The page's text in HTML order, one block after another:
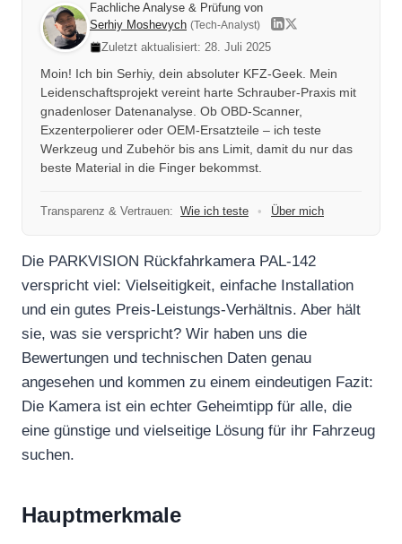
Fachliche Analyse & Prüfung von
Serhiy Moshevych (Tech-Analyst)
Zuletzt aktualisiert: 28. Juli 2025
Moin! Ich bin Serhiy, dein absoluter KFZ-Geek. Mein
Leidenschaftsprojekt vereint harte Schrauber-Praxis mit
gnadenloser Datenanalyse. Ob OBD-Scanner,
Exzenterpolierer oder OEM-Ersatzteile – ich teste
Werkzeug und Zubehör bis ans Limit, damit du nur das
beste Material in die Finger bekommst.
Transparenz & Vertrauen: Wie ich teste • Über mich
Die PARKVISION Rückfahrkamera PAL-142
verspricht viel: Vielseitigkeit, einfache Installation
und ein gutes Preis-Leistungs-Verhältnis. Aber hält
sie, was sie verspricht? Wir haben uns die
Bewertungen und technischen Daten genau
angesehen und kommen zu einem eindeutigen Fazit:
Die Kamera ist ein echter Geheimtipp für alle, die
eine günstige und vielseitige Lösung für ihr Fahrzeug
suchen.
Hauptmerkmale